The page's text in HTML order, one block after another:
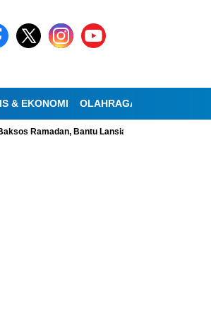
& EKONOMI OLAHRAGA
Ramadan, Bantu Lansia Tunanetra di Sidoko